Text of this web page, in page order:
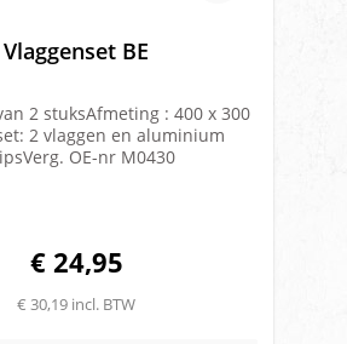
Vlaggenset BE
2 stuksAfmeting : 400 x 300
2 vlaggen en aluminium
OE-nr M0430
€ 24,95
€ 30,19 incl. BTW